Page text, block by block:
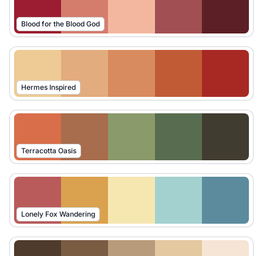
Blood for the Blood God
Hermes Inspired
Terracotta Oasis
Lonely Fox Wandering